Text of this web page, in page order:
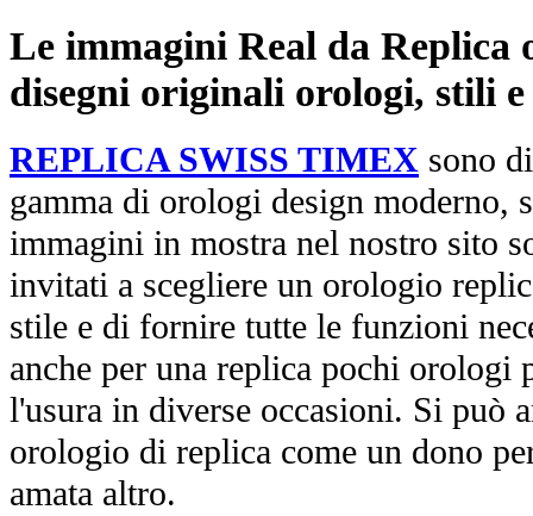
Le immagini Real da Replica
disegni originali orologi, stili
REPLICA SWISS TIMEX sono
gamma di orologi design moderno,
immagini in mostra nel nostro sito
invitati a scegliere un orologio
stile e di fornire tutte le funzioni
anche per una replica pochi orologi
l'usura in diverse occasioni. Si può
orologio di replica come un dono
amata altro.